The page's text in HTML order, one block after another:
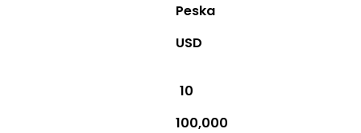
Peska
USD
10
100,000